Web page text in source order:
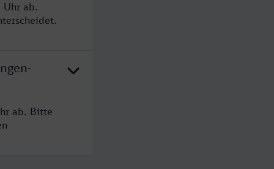
Uhr ab.
ab. Bitte